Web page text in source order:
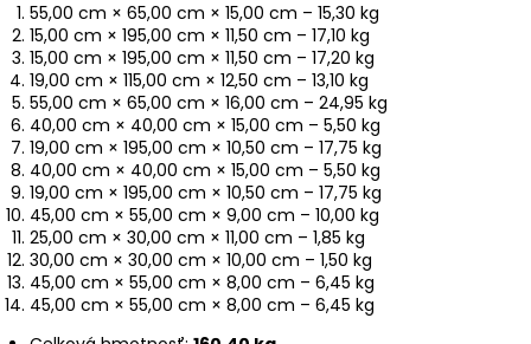
55,00 cm × 65,00 cm × 15,00 cm – 15,30 kg
15,00 cm × 195,00 cm × 11,50 cm – 17,10 kg
15,00 cm × 195,00 cm × 11,50 cm – 17,20 kg
19,00 cm × 115,00 cm × 12,50 cm – 13,10 kg
55,00 cm × 65,00 cm × 16,00 cm – 24,95 kg
40,00 cm × 40,00 cm × 15,00 cm – 5,50 kg
19,00 cm × 195,00 cm × 10,50 cm – 17,75 kg
40,00 cm × 40,00 cm × 15,00 cm – 5,50 kg
19,00 cm × 195,00 cm × 10,50 cm – 17,75 kg
45,00 cm × 55,00 cm × 9,00 cm – 10,00 kg
25,00 cm × 30,00 cm × 11,00 cm – 1,85 kg
30,00 cm × 30,00 cm × 10,00 cm – 1,50 kg
45,00 cm × 55,00 cm × 8,00 cm – 6,45 kg
45,00 cm × 55,00 cm × 8,00 cm – 6,45 kg